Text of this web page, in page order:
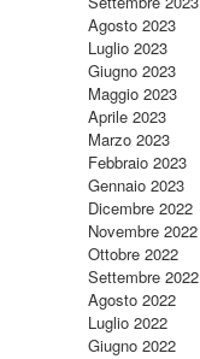
Agosto 2023
Luglio 2023
Giugno 2023
Maggio 2023
Aprile 2023
Marzo 2023
Febbraio 2023
Gennaio 2023
Dicembre 2022
Novembre 2022
Ottobre 2022
Settembre 2022
Agosto 2022
Luglio 2022
Giugno 2022